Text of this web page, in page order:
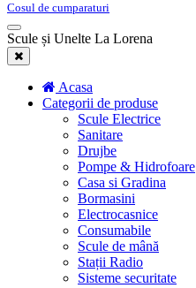
Cosul de cumparaturi
Scule și Unelte La Lorena
Acasa
Categorii de produse
Scule Electrice
Sanitare
Drujbe
Pompe & Hidrofoare
Casa si Gradina
Bormasini
Electrocasnice
Consumabile
Scule de mână
Stații Radio
Sisteme securitate